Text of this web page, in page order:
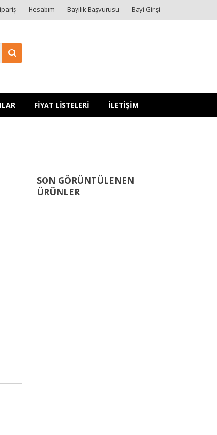
Hesabım Bayilik Başvurusu Bayi Girişi
FİYAT LİSTELERİ İLETİŞİM
SON GÖRÜNTÜLENEN
ÜRÜNLER